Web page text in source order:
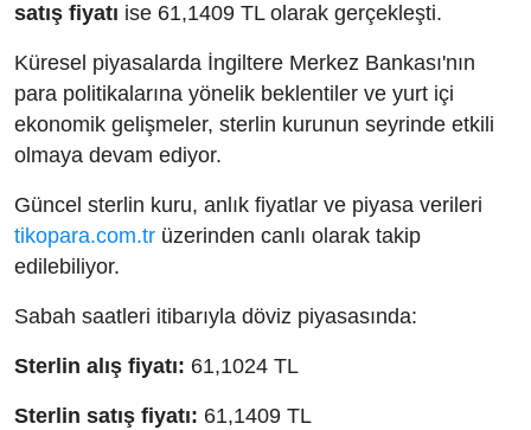
satış fiyatı ise 61,1409 TL olarak gerçekleşti.
Küresel piyasalarda İngiltere Merkez Bankası'nın
para politikalarına yönelik beklentiler ve yurt içi
ekonomik gelişmeler, sterlin kurunun seyrinde etkili
olmaya devam ediyor.
Güncel sterlin kuru, anlık fiyatlar ve piyasa verileri
tikopara.com.tr üzerinden canlı olarak takip
edilebiliyor.
Sabah saatleri itibarıyla döviz piyasasında:
Sterlin alış fiyatı: 61,1024 TL
Sterlin satış fiyatı: 61,1409 TL